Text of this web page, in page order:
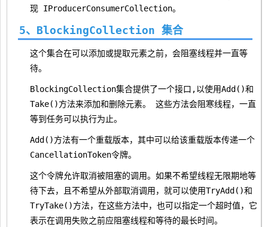
现 IProducerConsumerCollection。
5、BlockingCollection 集合
这个集合在可以添加或提取元素之前，会阻塞线程并一直等
待。
BlockingCollection集合提供了一个接口,以使用Add()和
Take()方法来添加和删除元素。 这些方法会阻寒线程，一直
等到任务可以执行为止。
Add()方法有一个重载版本，其中可以给该重载版本传递一个
CancellationToken令牌。
这个令牌允许取消被阻塞的调用。如果不希望线程无限期地等
待下去，且不希望从外部取消调用，就可以使用TryAdd()和
TryTake()方法，在这些方法中，也可以指定一个超时值，它
表示在调用失败之前应阻塞线程和等待的最长时间。